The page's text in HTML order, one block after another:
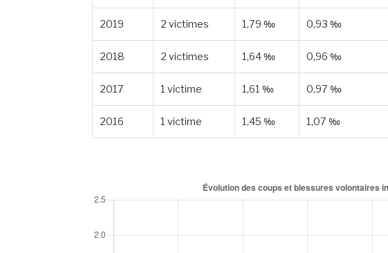
2019 2 victimes 1,79 ‰ 0,93 ‰
2018 2 victimes 1,64 ‰ 0,96 ‰
2017 1 victime 1,61 ‰ 0,97 ‰
2016 1 victime 1,45 ‰ 1,07 ‰